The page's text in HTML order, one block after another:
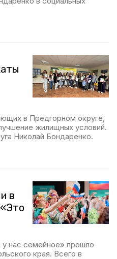
в Предгорном округе,
жилищных условий.
Николай Бондаренко.
в
нас семейное» прошло
края. Всего в